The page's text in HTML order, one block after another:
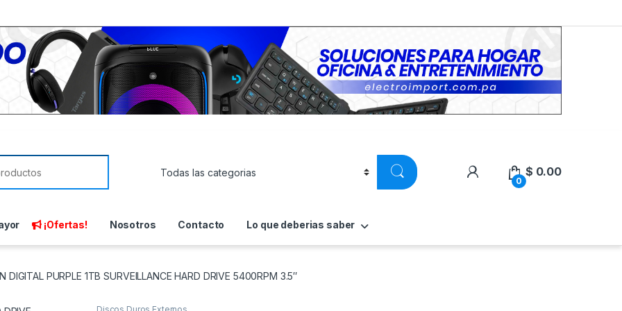
0
$ 0.00
¡Ofertas! Nosotros Contacto Lo que deberias saber
DIGITAL PURPLE 1TB SURVEILLANCE HARD DRIVE 5400RPM 3.5″